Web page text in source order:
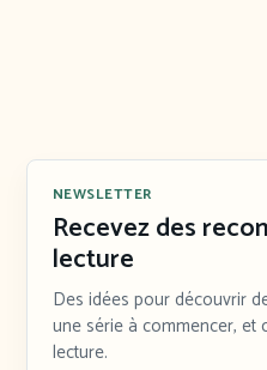
NEWSLETTER
Recevez des
lecture
Des idées pour découvrir
une série à commencer,
lecture.